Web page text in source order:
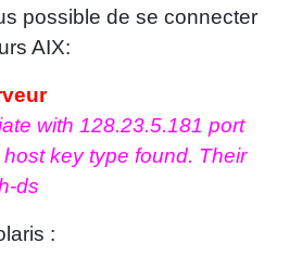
possible de se connecter
AIX:
with 128.23.5.181 port
key type found. Their
ds
: